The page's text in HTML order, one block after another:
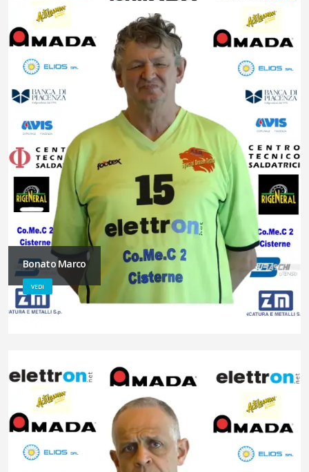
Bonato Marco
VEDI